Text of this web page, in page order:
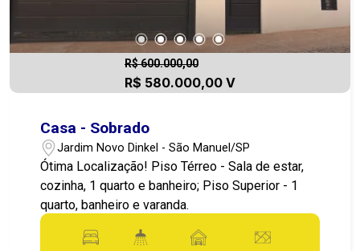
R$ 600.000,00
R$ 580.000,00 V
Casa - Sobrado
Jardim Novo Dinkel - São Manuel/SP
Ótima Localização! Piso Térreo - Sala de estar,
cozinha, 1 quarto e banheiro; Piso Superior - 1
quarto, banheiro e varanda.